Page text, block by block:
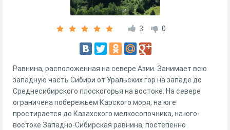
3 0
Равнина, расположенная на севере Азии. Занимает всю
западную часть Сибири от Уральских гор на западе до
Среднесибирского плоскогорья на востоке. На севере
ограничена побережьем Карского моря, на юге
простирается до Казахского мелкосопочника, на юго-
востоке Западно-Сибирская равнина, постепенно